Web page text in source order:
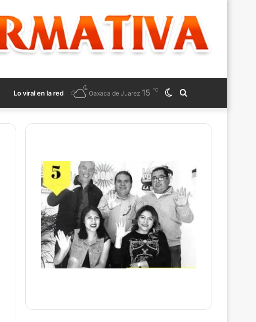
Lo viral en la red
for
Switch
skin
Oaxaca de Juarez 15 ℃